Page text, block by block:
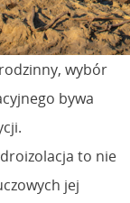
wybór
bywa
to nie
jej